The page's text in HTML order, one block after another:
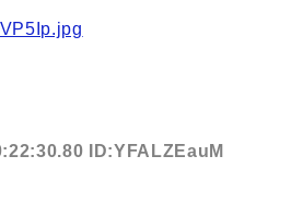
ID:YFALZEauM